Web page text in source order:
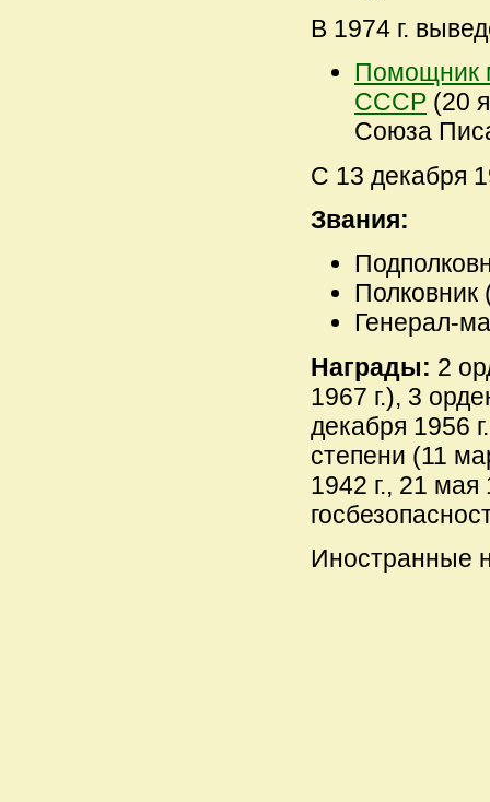
В 1974 г.
Помощник
СССР (20
Союза
С 13 декабря
Звания:
Полковник
Генерал-
Награды: 2
1967 г.), 3
декабря 1956
степени (11
1942 г., 21 мая
Иностранные